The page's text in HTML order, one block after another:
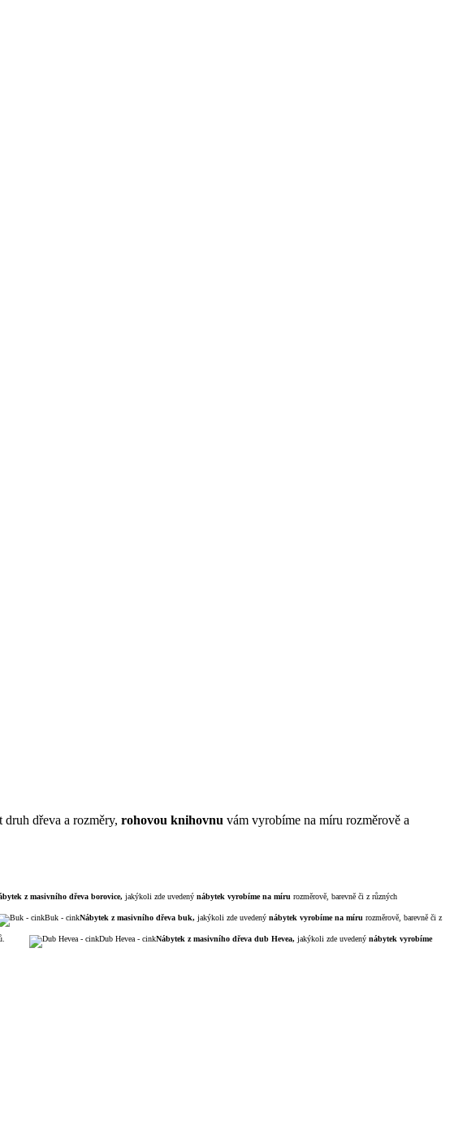
dřeva a rozměry, rohovou knihovnu vám vyrobíme na míru rozměrově a
z masivního dřeva borovice, jakýkoli zde uvedený nábytek vyrobíme na míru rozměrově, barevně či z různých
Buk - cinkNábytek z masivního dřeva buk, jakýkoli zde uvedený nábytek vyrobíme na míru rozměrově, barevně či z
Dub Hevea - cinkNábytek z masivního dřeva dub Hevea, jakýkoli zde uvedený nábytek vyrobíme